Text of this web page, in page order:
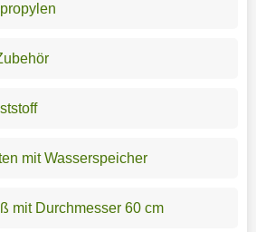
mit Wasserspeicher
mit Durchmesser 60 cm